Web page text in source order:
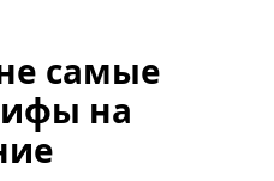
самые
на